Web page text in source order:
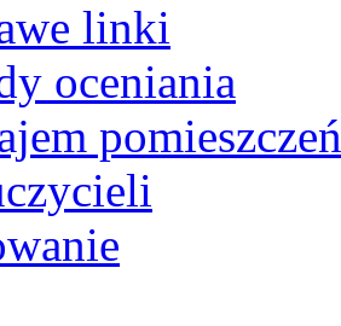
linki
oceniania
pomieszczeń